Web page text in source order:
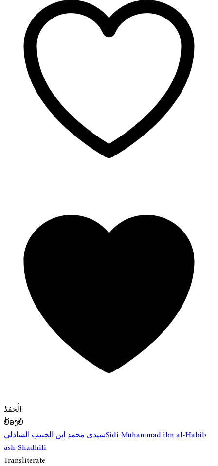
الْحَمْدُ
ຍ້ອງຍໍ
سيدي محمد ابن الحبيب الشاذليSidi Muhammad ibn al-Habib
ash-Shadhili
Transliterate